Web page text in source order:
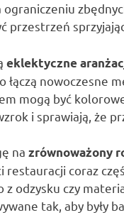
przestrzeń
eklektyczne
nowoczesne
mogą być
i sprawiają, że
na zrównoważony
coraz
odzysku czy
tak, aby były